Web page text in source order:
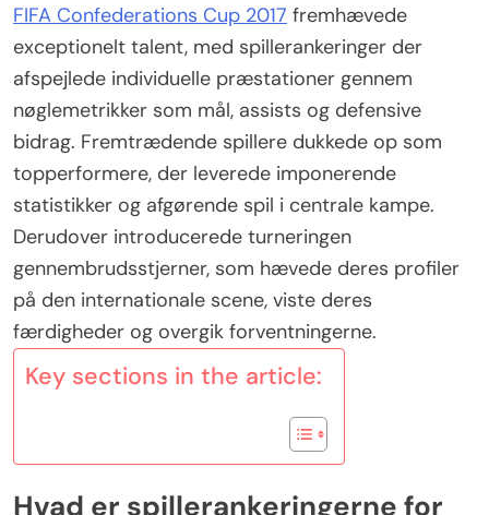
FIFA Confederations Cup 2017 fremhævede
exceptionelt talent, med spillerankeringer der
afspejlede individuelle præstationer gennem
nøglemetrikker som mål, assists og defensive
bidrag. Fremtrædende spillere dukkede op som
topperformere, der leverede imponerende
statistikker og afgørende spil i centrale kampe.
Derudover introducerede turneringen
gennembrudsstjerner, som hævede deres profiler
på den internationale scene, viste deres
færdigheder og overgik forventningerne.
Key sections in the article:
Hvad er spillerankeringerne for